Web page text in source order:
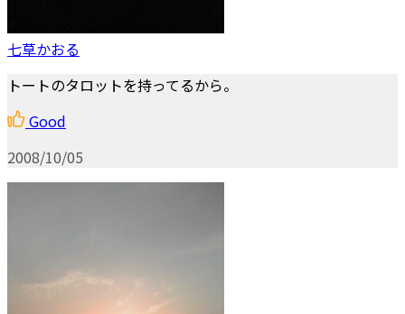
七草かおる
トートのタロットを持ってるから。
Good
2008/10/05